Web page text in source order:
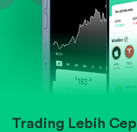
Trading Lebih